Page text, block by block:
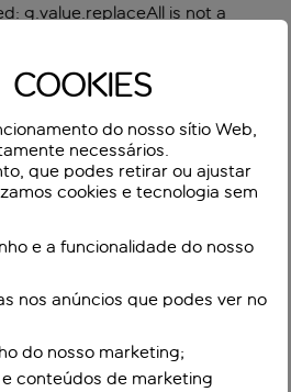
g.value.replaceAll is not a
COOKIES
do nosso sítio Web,
necessários.
que podes retirar ou ajustar
cookies e tecnologia sem
e a funcionalidade do nosso
nos anúncios que podes ver no
do nosso marketing;
conteúdos de marketing